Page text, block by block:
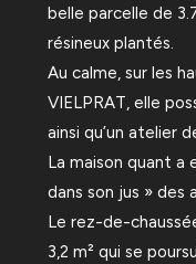
belle parcelle de
résineux plantés.
Au calme, sur les
VIELPRAT, elle
ainsi qu’un atelier
La maison quant a
dans son jus » des
Le rez-de-
3,2 m² qui se